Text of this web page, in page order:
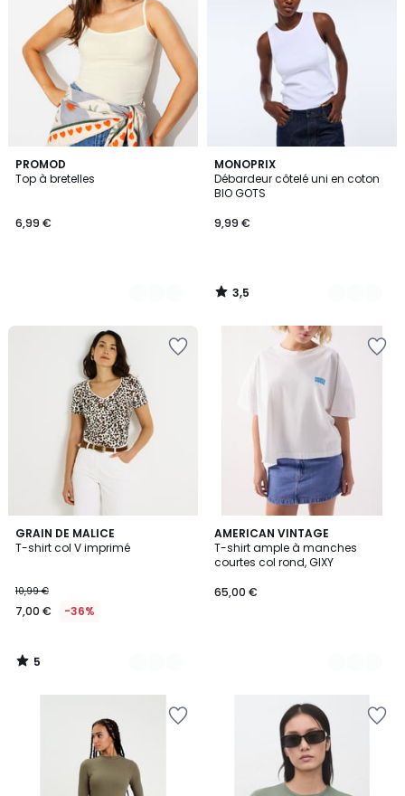
PROMOD
Top à bretelles
6,99 €
5
Couleurs
MONOPRIX
Débardeur côtelé uni en coton
BIO GOTS
9,99 €
3,5
/ 5
8
Couleurs
3,5
/
GRAIN DE MALICE
T-shirt col V imprimé
10,99 €
7,00 € -36%
5
/
2
Couleurs
5
/
AMERICAN VINTAGE
T-shirt ample à manches
courtes col rond, GIXY
65,00 €
2
Couleurs